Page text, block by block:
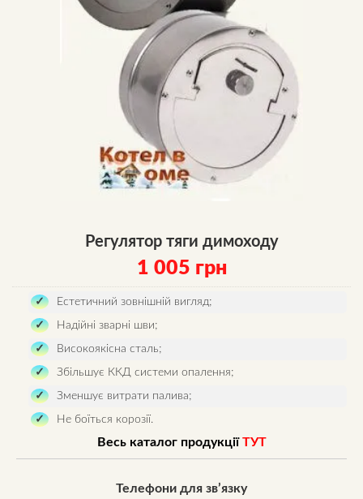
Регулятор тяги димоходу
1 005 грн
Естетичний зовнішній вигляд;
Надійні зварні шви;
Високоякісна сталь;
Збільшує ККД системи опалення;
Зменшує витрати палива;
Не боїться корозії.
Весь каталог продукції ТУТ
Телефони для зв’язку